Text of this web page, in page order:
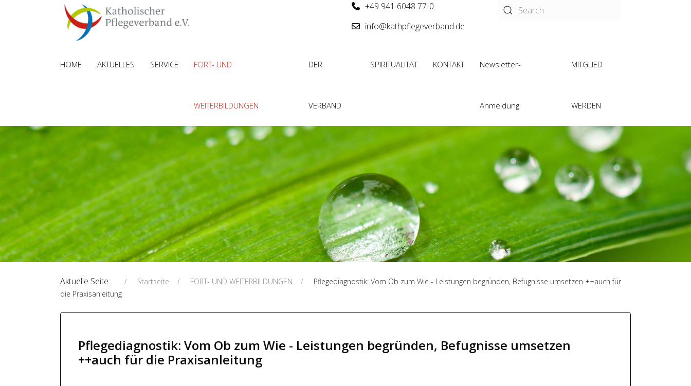
+49 941 6048 77-0
info@kathpflegeverband.de
HOME AKTUELLES SERVICE FORT- UND
WEITERBILDUNGEN
DER
VERBAND
SPIRITUALITÄT KONTAKT Newsletter-
Anmeldung
MITGLIED
WERDEN
Aktuelle Seite: Startseite FORT- UND WEITERBILDUNGEN
Pflegediagnostik: Vom Ob zum Wie - Leistungen begründen, Befugnisse umsetzen ++auch für
die Praxisanleitung
Pflegediagnostik: Vom Ob zum Wie - Leistungen begründen, Befugnisse umsetzen
++auch für die Praxisanleitung